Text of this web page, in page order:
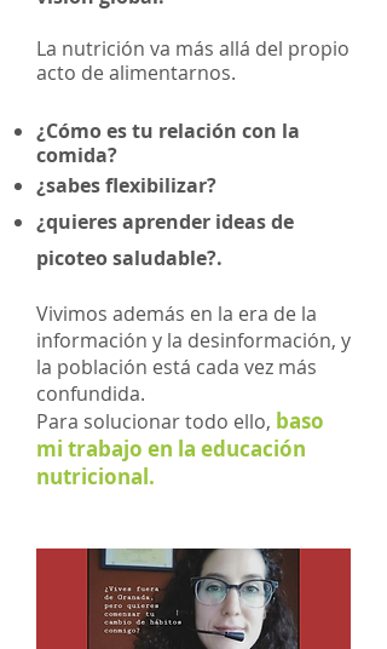
La nutrición va más allá del propio
acto de alimentarnos.
¿Cómo es tu relación con la
comida?
¿sabes flexibilizar?
¿quieres aprender ideas de
picoteo saludable?.
Vivimos además en la era de la
información y la desinformación, y
la población está cada vez más
confundida.
Para solucionar todo ello, baso
mi trabajo en la educación
nutricional.